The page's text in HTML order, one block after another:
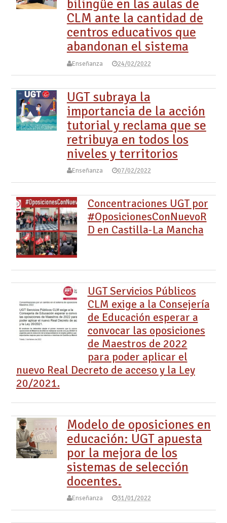
bilingüe en las aulas de
CLM ante la cantidad de
centros educativos que
abandonan el sistema
Enseñanza 24/02/2022
UGT subraya la
importancia de la acción
tutorial y reclama que se
retribuya en todos los
niveles y territorios
Enseñanza 07/02/2022
Concentraciones UGT por
#OposicionesConNuevoR
D en Castilla-La Mancha
UGT Servicios Públicos
CLM exige a la Consejería
de Educación esperar a
convocar las oposiciones
de Maestros de 2022
para poder aplicar el
nuevo Real Decreto de acceso y la Ley
20/2021.
Modelo de oposiciones en
educación: UGT apuesta
por la mejora de los
sistemas de selección
docentes.
Enseñanza 31/01/2022